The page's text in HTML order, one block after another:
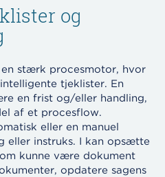
og
stærk procesmotor, hvor
tjeklister. En
en frist og/eller handling,
af et procesflow.
eller en manuel
eller instruks. I kan opsætte
kunne være dokument
opdatere sagens